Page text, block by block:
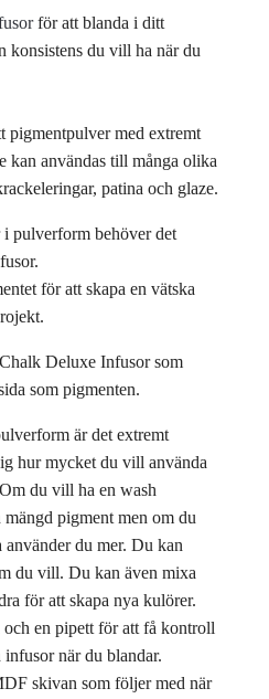
för att blanda i ditt
konsistens du vill ha när du
pigmentpulver med extremt
kan användas till många olika
patina och glaze.
pulverform behöver det
för att skapa en vätska
Deluxe Infusor som
som pigmenten.
är det extremt
hur mycket du vill använda
du vill ha en wash
pigment men om du
du mer. Du kan
du vill. Du kan även mixa
för att skapa nya kulörer.
en pipett för att få kontroll
när du blandar.
skivan som följer med när